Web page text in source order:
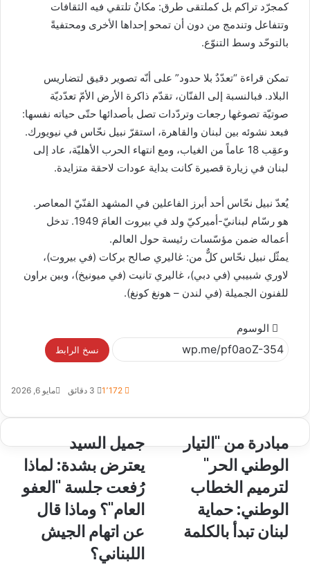
كمجرّد تراكم بل كملتقى طرق: مكانٌ تلتقي فيه الثقافات
وتتفاعل وتندمج من دون أن تمحو إحداها الأخرى ومحتفيةً
بالتوحّد وسط التنوّع.
تمكن قراءة “تعدّدٌ بلا حدود” على أنّه تصوير دقيق لتضاريس
البلاد. فبالنسبة إلى الفنّان، تقدّم ذاكرة الأرض الأمّ تعدّديّة
صوتيّة تصوغها رجعات وتردّدات تصل بأصدائها حتّى حياته نفسها:
فبعد نشوئه بين لبنان والقاهرة، استقرّ نبيل نحّاس في نيويورك.
وعقِب 18 عاماً من الغياب، ومع انتهاء الحرب الأهليّة، عاد إلى
لبنان في زيارة قصيرة كانت بداية عودات لاحقة متزايدة.
يُعدّ نبيل نحّاس أحد أبرز الفاعلين في المشهد الفنّيّ المعاصر.
هو رسّام لبنانيّ-أميركيّ ولد في بيروت العامَ 1949. تدخل
أعماله ضمن مؤسّسات رئيسة حول العالم.
يمثّل نبيل نحّاس كلٌّ من: غاليري صالح بركات (في بيروت)،
لاوري شبيبي (في دبي)، غاليري تانيت (في ميونيخ)، وبين براون
للفنون الجميلة (في لندن – هونغ كونغ).
الوسوم
نسخ الرابط
مايو 6, 2026
جميل السيد
يعترض بشدة: لماذا
رُفعت جلسة "العفو
العام"؟ وماذا قال
عن اتهام الجيش
اللبناني؟
مبادرة من "التيار
الوطني الحر"
لترميم الخطاب
الوطني: حماية
لبنان تبدأ بالكلمة